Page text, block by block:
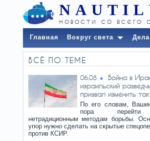
новости со всего
Главная Вокруг света
ВСЁ ПО ТЕМЕ
06.08
Война в
израильский
призвал изменить
По его словам,
пора
нетрадиционным методам борьбы.
упор нужно сделать на скрытые
против КСИР.